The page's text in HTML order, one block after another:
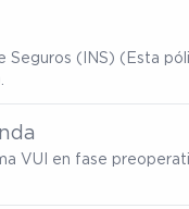
(INS) (Esta
VUI en fase